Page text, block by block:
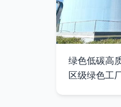
绿色低碳高
区级绿色工